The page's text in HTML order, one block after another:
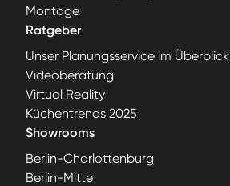
Montage
Ratgeber
Unser Planungsservice im Überblick
Videoberatung
Virtual Reality
Küchentrends 2025
Showrooms
Berlin-Charlottenburg
Berlin-Mitte